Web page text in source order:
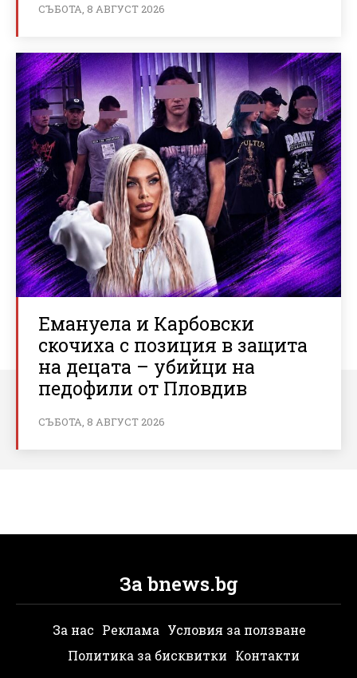
СЪБОТА, 8 АВГУСТ 2026
Емануела и Карбовски
скочиха с позиция в защита
на децата – убийци на
педофили от Пловдив
СЪБОТА, 8 АВГУСТ 2026
За bnews.bg
За нас Реклама Условия за ползване
Политика за бисквитки Контакти